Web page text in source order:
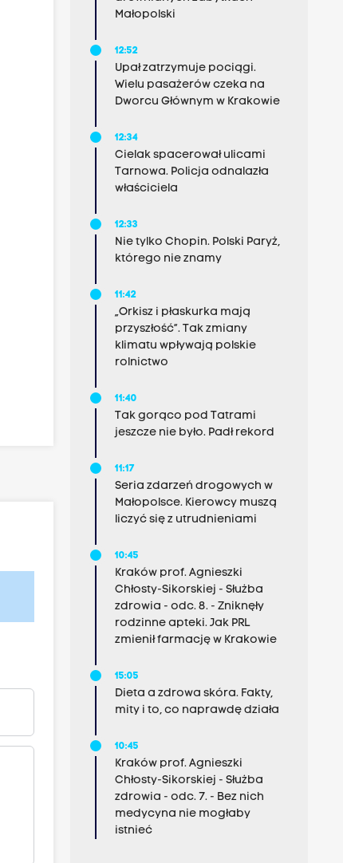
Małopolski
12:52
Upał zatrzymuje pociągi.
Wielu pasażerów czeka na
Dworcu Głównym w Krakowie
12:34
Cielak spacerował ulicami
Tarnowa. Policja odnalazła
właściciela
12:33
Nie tylko Chopin. Polski Paryż,
którego nie znamy
11:42
„Orkisz i płaskurka mają
przyszłość”. Tak zmiany
klimatu wpływają polskie
rolnictwo
11:40
Tak gorąco pod Tatrami
jeszcze nie było. Padł rekord
11:17
Seria zdarzeń drogowych w
Małopolsce. Kierowcy muszą
liczyć się z utrudnieniami
10:45
Kraków prof. Agnieszki
Chłosty-Sikorskiej - Służba
zdrowia - odc. 8. - Zniknęły
rodzinne apteki. Jak PRL
zmienił farmację w Krakowie
15:05
Dieta a zdrowa skóra. Fakty,
mity i to, co naprawdę działa
10:45
Kraków prof. Agnieszki
Chłosty-Sikorskiej - Służba
zdrowia - odc. 7. - Bez nich
medycyna nie mogłaby
istnieć